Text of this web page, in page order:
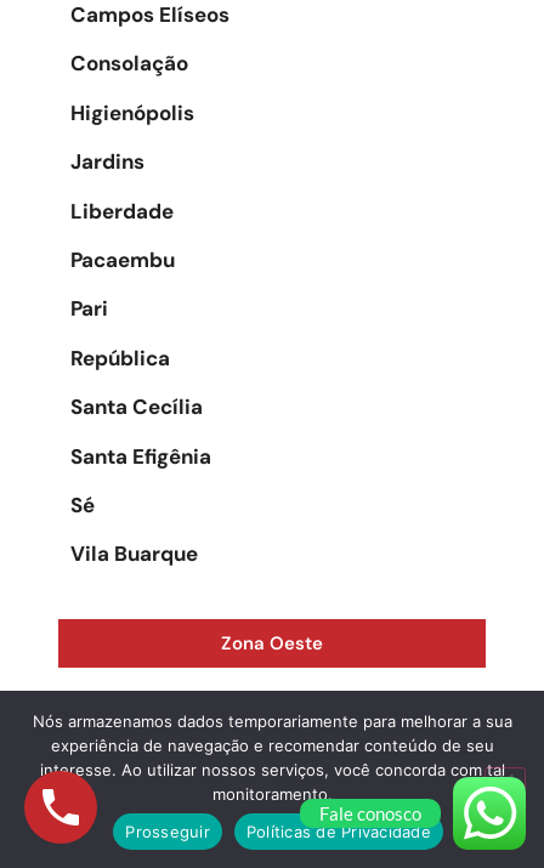
Campos Elíseos
Consolação
Higienópolis
Jardins
Liberdade
Pacaembu
Pari
República
Santa Cecília
Santa Efigênia
Sé
Vila Buarque
Zona Oeste
Água Branca
Alphaville
Alto da Lapa
Fale conosco
Nós armazenamos dados temporariamente para melhorar a sua
experiência de navegação e recomendar conteúdo de seu
interesse. Ao utilizar nossos serviços, você concorda com tal
monitoramento.
Prosseguir
Políticas de Privacidade